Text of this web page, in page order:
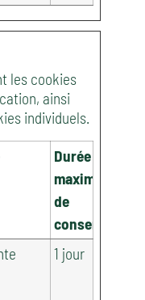
les cookies
ainsi
individuels.
Durée
maximale
de
conservation
1 jour